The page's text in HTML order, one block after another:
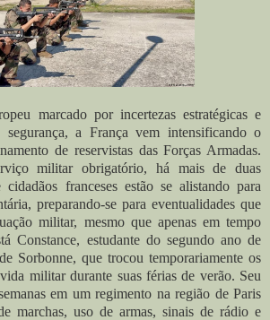
marcado por incertezas estratégicas e
segurança, a França vem intensificando o
de reservistas das Forças Armadas.
militar obrigatório, há mais de duas
cidadãos franceses estão se alistando para
preparando-se para eventualidades que
militar, mesmo que apenas em tempo
Constance, estudante do segundo ano de
Sorbonne, que trocou temporariamente os
militar durante suas férias de verão. Seu
em um regimento na região de Paris
marchas, uso de armas, sinais de rádio e